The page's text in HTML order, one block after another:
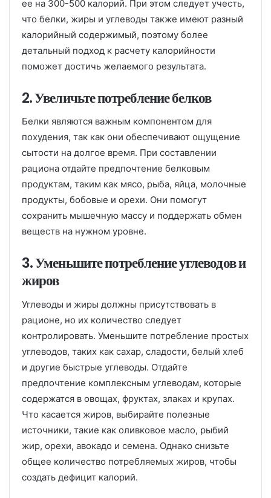
ее на 300-500 калорий. При этом следует учесть,
что белки, жиры и углеводы также имеют разный
калорийный содержимый, поэтому более
детальный подход к расчету калорийности
поможет достичь желаемого результата.
2. Увеличьте потребление белков
Белки являются важным компонентом для
похудения, так как они обеспечивают ощущение
сытости на долгое время. При составлении
рациона отдайте предпочтение белковым
продуктам, таким как мясо, рыба, яйца, молочные
продукты, бобовые и орехи. Они помогут
сохранить мышечную массу и поддержать обмен
веществ на нужном уровне.
3. Уменьшите потребление углеводов и
жиров
Углеводы и жиры должны присутствовать в
рационе, но их количество следует
контролировать. Уменьшите потребление простых
углеводов, таких как сахар, сладости, белый хлеб
и другие быстрые углеводы. Отдайте
предпочтение комплексным углеводам, которые
содержатся в овощах, фруктах, злаках и крупах.
Что касается жиров, выбирайте полезные
источники, такие как оливковое масло, рыбий
жир, орехи, авокадо и семена. Однако снизьте
общее количество потребляемых жиров, чтобы
создать дефицит калорий.